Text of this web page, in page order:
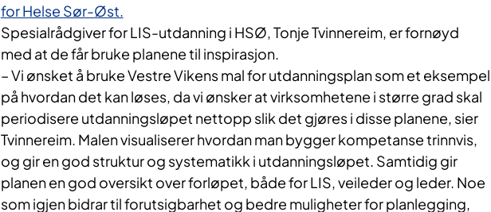
for Helse Sør-Øst.
Spesialrådgiver for LIS-utdanning i HSØ, Tonje Tvinnereim, er fornøyd
med at de får bruke planene til inspirasjon.
– Vi ønsket å bruke Vestre Vikens mal for utdanningsplan som et eksempel
på hvordan det kan løses, da vi ønsker at virksomhetene i større grad skal
periodisere utdanningsløpet nettopp slik det gjøres i disse planene, sier
Tvinnereim. Malen visualiserer hvordan man bygger kompetanse trinnvis,
og gir en god struktur og systematikk i utdanningsløpet. Samtidig gir
planen en god oversikt over forløpet, både for LIS, veileder og leder. Noe
som igjen bidrar til forutsigbarhet og bedre muligheter for planlegging,